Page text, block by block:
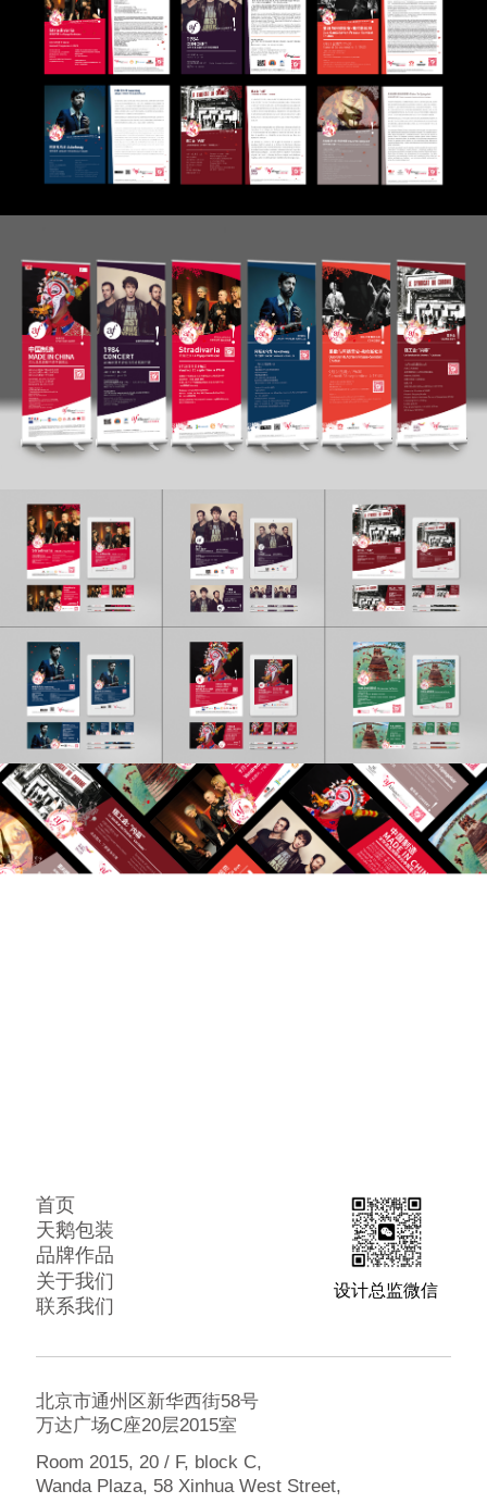
首页
天鹅包装
品牌作品
关于我们
联系我们
设计总监微信
北京市通州区新华西街58号
万达广场C座20层2015室
Room 2015, 20 / F, block C,
Wanda Plaza, 58 Xinhua West Street,